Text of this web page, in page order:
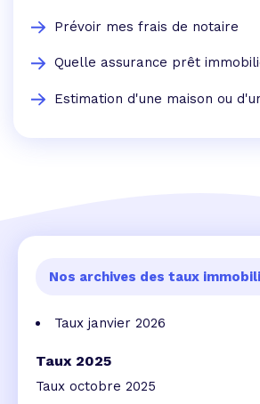
Prévoir mes frais de notaire
Quelle assurance prêt
Estimation d'une maison ou
Nos archives des taux
Taux janvier 2026
Taux 2025
Taux octobre 2025